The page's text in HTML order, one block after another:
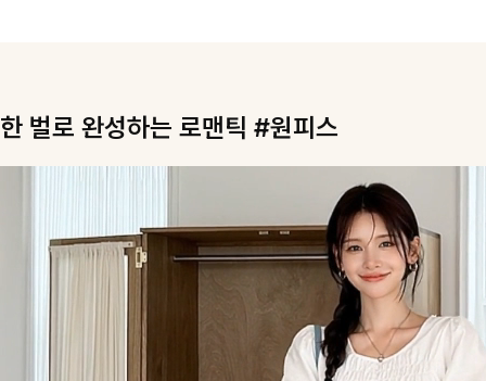
한 벌로 완성하는 로맨틱 #원피스